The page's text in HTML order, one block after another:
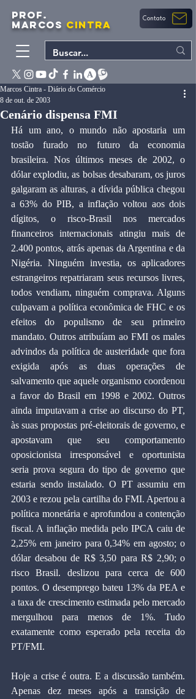
PROF.
MARCOS CINTRA Contato
Cenário dispensa FMI
Marcos Cintra - Diário do Comércio
8 de out. de 2003
Há um ano, o mundo não apostaria um
tostão furado no futuro da economia
brasileira. Nos últimos meses de 2002, o
dólar explodiu, as bolsas desabaram, os juros
galgaram as alturas, a dívida pública chegou
a 63% do PIB, a inflação voltou aos dois
dígitos, o risco-Brasil nos mercados
financeiros internacionais atingiu mais de
2.400 pontos, atrás apenas da Argentina e da
Nigéria. Ninguém investia, os aplicadores
estrangeiros repatriaram seus recursos livres,
todos vendiam, ninguém comprava. Alguns
culpavam a política econômica de FHC e os
efeitos do populismo de seu primeiro
mandato. Outros atribuíam ao FMI os males
advindos da política de austeridade que fora
exigida após as duas operações de
salvamento que aquele organismo coordenou
a favor do Brasil em 1998 e 2002. Outros
ainda imputavam a crise ao discurso do PT,
às suas propostas pré-eleitorais de governo, e
apostavam que seu comportamento
oposicionista irresponsável e oportunista
seria prova segura do tipo de governo que
estaria sendo instalado. O PT assumiu em
2003 e rezou pela cartilha do FMI. Apertou a
política monetária e aprofundou a contenção
fiscal. A inflação medida pelo IPCA caiu de
2,25% em janeiro para 0,34% em agosto; o
dólar desabou de R$ 3,50 para R$ 2,90; o
risco Brasil. deslizou para cerca de 600
pontos. O desemprego bateu 13% da PEA e
a taxa de crescimento estimada pelo mercado
mergulhou para menos de 1%. Tudo
exatamente como esperado pela receita do
PT/FMI.
Hoje a crise é outra. E a discussão também.
Apenas dez meses após a transição de